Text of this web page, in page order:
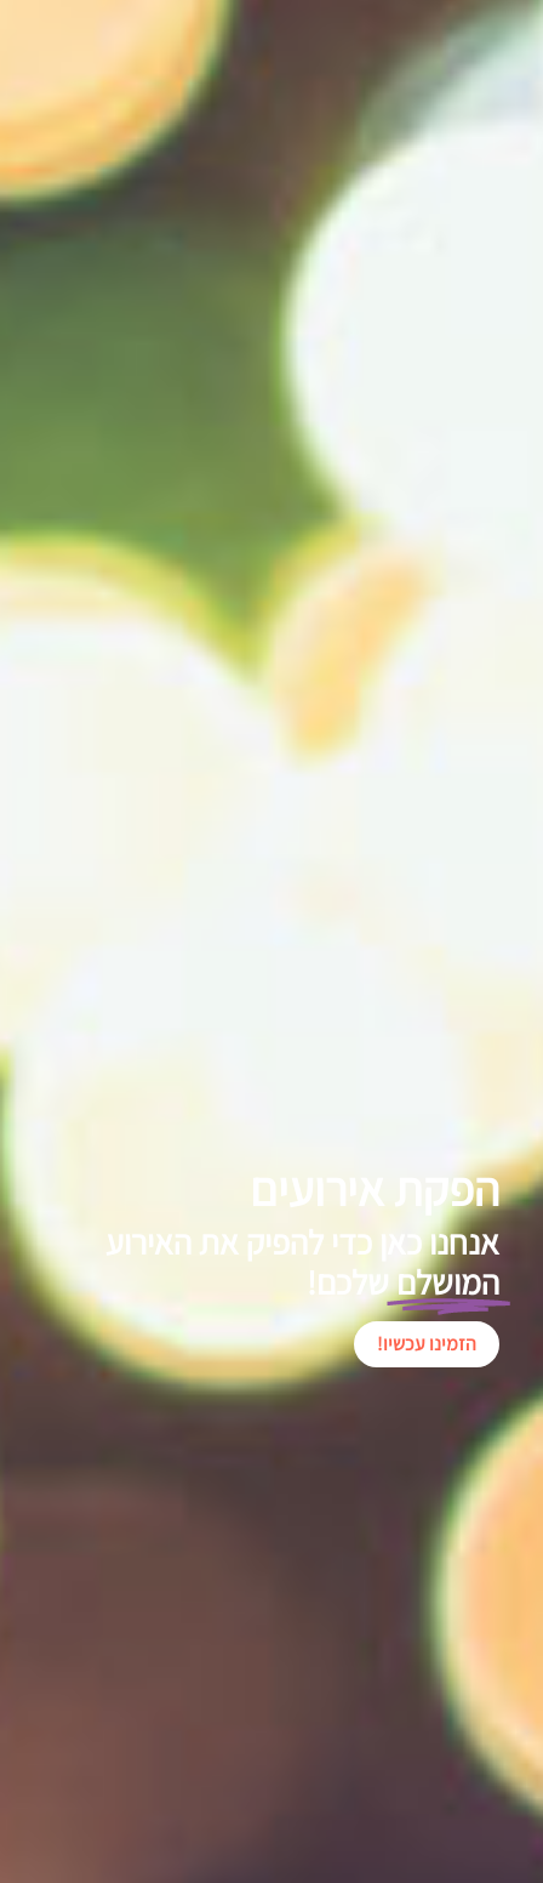
הפקת אירועים
אנחנו כאן כדי להפיק את האירוע
המושלםשלכם!
הזמינו עכשיו!